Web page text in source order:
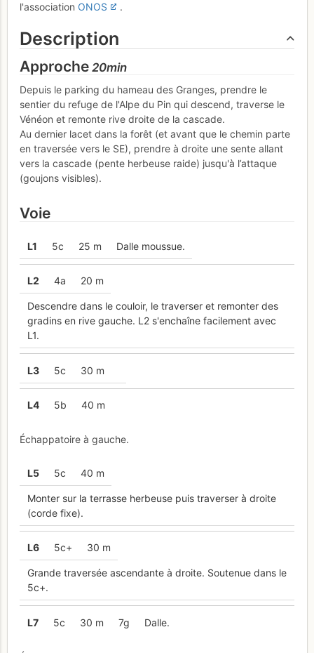
l'association ONOS .
Description
Approche 20min
Depuis le parking du hameau des Granges, prendre le
sentier du refuge de l'Alpe du Pin qui descend, traverse le
Vénéon et remonte rive droite de la cascade.
Au dernier lacet dans la forêt (et avant que le chemin parte
en traversée vers le SE), prendre à droite une sente allant
vers la cascade (pente herbeuse raide) jusqu'à l’attaque
(goujons visibles).
Voie
L1 5c 25 m Dalle moussue.
L2 4a 20 m
Descendre dans le couloir, le traverser et remonter des
gradins en rive gauche. L2 s'enchaîne facilement avec
L1.
L3 5c 30 m
L4 5b 40 m
Échappatoire à gauche.
L5 5c 40 m
Monter sur la terrasse herbeuse puis traverser à droite
(corde fixe).
L6 5c+ 30 m
Grande traversée ascendante à droite. Soutenue dans le
5c+.
L7 5c 30 m 7g Dalle.